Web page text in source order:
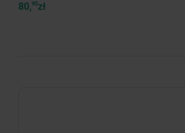
80,90zł